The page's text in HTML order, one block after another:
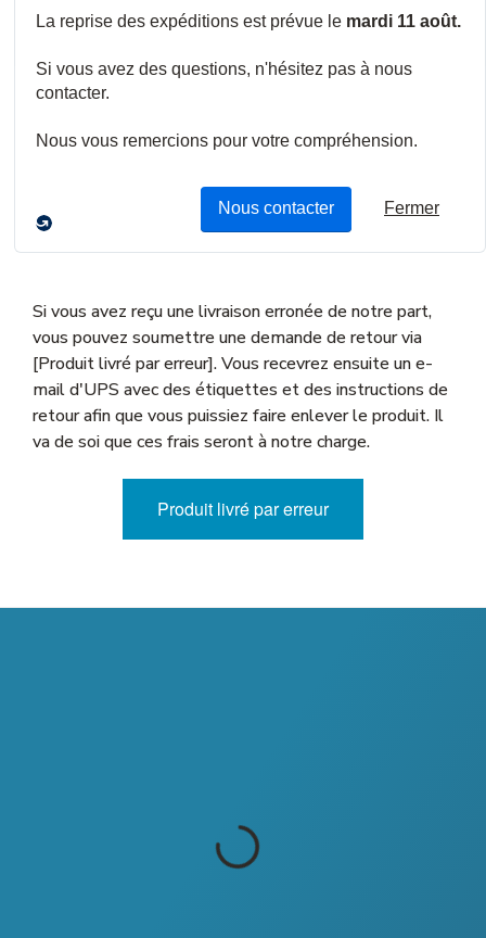
Retourner un produit
qui vous a été livré
Si vous avez reçu une livraison erronée de notre part,
vous pouvez soumettre une demande de retour via
[Produit livré par erreur]. Vous recevrez ensuite un e-
mail d'UPS avec des étiquettes et des instructions de
retour afin que vous puissiez faire enlever le produit. Il
va de soi que ces frais seront à notre charge.
Produit livré par erreur